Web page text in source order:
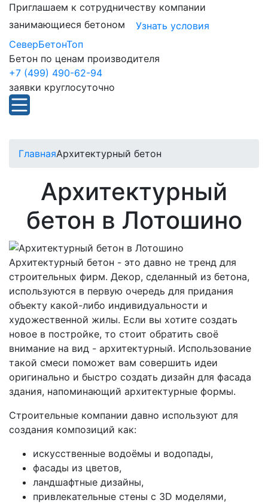
Приглашаем к сотрудничеству компании
занимающиеся бетоном
Узнать условия
СеверБетонТоп
Бетон по ценам производителя
+7 (499) 490-62-94
заявки круглосуточно
ГлавнаяАрхитектурный бетон
Архитектурный
бетон в Лотошино
Архитектурный бетон - это давно не тренд для
строительных фирм. Декор, сделанный из бетона,
используются в первую очередь для придания
объекту какой-либо индивидуальности и
художественной жилы. Если вы хотите создать
новое в постройке, то стоит обратить своё
внимание на вид - архитектурный. Использование
такой смеси поможет вам совершить идеи
оригинально и быстро создать дизайн для фасада
здания, напоминающий архитектурные формы.
Строительные компании давно используют для
создания композиций как:
искусственные водоёмы и водопады,
фасады из цветов,
ландшафтные дизайны,
привлекательные стены с 3D моделями,